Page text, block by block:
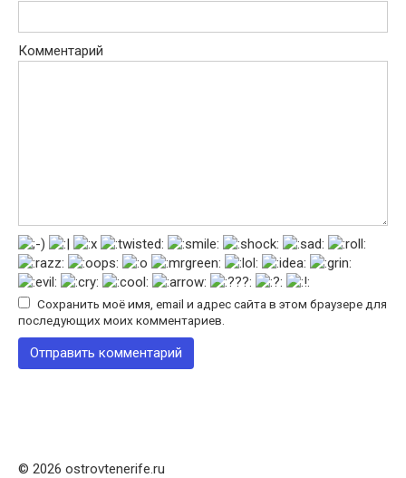
Комментарий
Сохранить моё имя, email и адрес сайта в этом браузере для
последующих моих комментариев.
© 2026 ostrovtenerife.ru